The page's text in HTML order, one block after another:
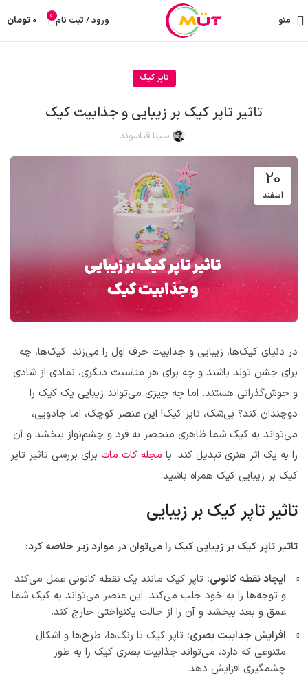
منو ورود / ثبت نام 0
0 تومان
تاپر کیک
تاثیر تاپر کیک بر زیبایی و جذابیت کیک
سینا قیاسوند
20
اسفند
در دنیای کیک‌ها، زیبایی و جذابیت حرف اول را می‌زند. کیک‌ها، چه
برای جشن تولد باشند و چه برای هر مناسبت دیگری، نمادی از شادی
و خوش‌گذرانی هستند. اما چه چیزی می‌تواند زیبایی یک کیک را
دوچندان کند؟ بی‌شک، تاپر کیک! این عنصر کوچک، اما جادویی،
می‌تواند به کیک شما ظاهری منحصر به فرد و چشم‌نواز ببخشد و آن
را به یک اثر هنری تبدیل کند. با مجله کات مات برای بررسی تاثیر تاپر
کیک بر زیبایی کیک همراه باشید.
تاثیر تاپر کیک بر زیبایی
تاثیر تاپر کیک بر زیبایی کیک را می‌توان در موارد زیر خلاصه کرد:
ایجاد نقطه کانونی: تاپر کیک مانند یک نقطه کانونی عمل می‌کند
و توجه‌ها را به خود جلب می‌کند. این عنصر می‌تواند به کیک شما
عمق و بعد ببخشد و آن را از حالت یکنواختی خارج کند.
افزایش جذابیت بصری: تاپر کیک با رنگ‌ها، طرح‌ها و اشکال
متنوعی که دارد، می‌تواند جذابیت بصری کیک را به طور
چشمگیری افزایش دهد.